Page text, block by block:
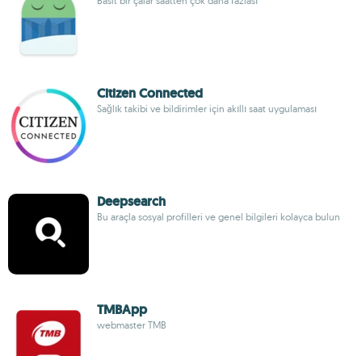
Citizen Connected
Sağlık takibi ve bildirimler için akıllı saat uygulaması
Deepsearch
Bu araçla sosyal profilleri ve genel bilgileri kolayca bulun
TMBApp
webmaster TMB